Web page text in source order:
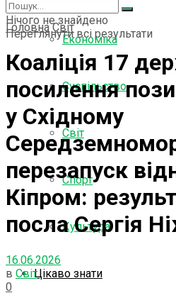
Нічого не знайдено
Переглянути всі результати
Економіка
Суспільство
Світ
Спорт
Культура
Цікаво знати
Головна Світ
Коаліція 17
посилення
у Східному
перезапуск
Кіпром:
посла Сергія
16.06.2026
в Світ
0